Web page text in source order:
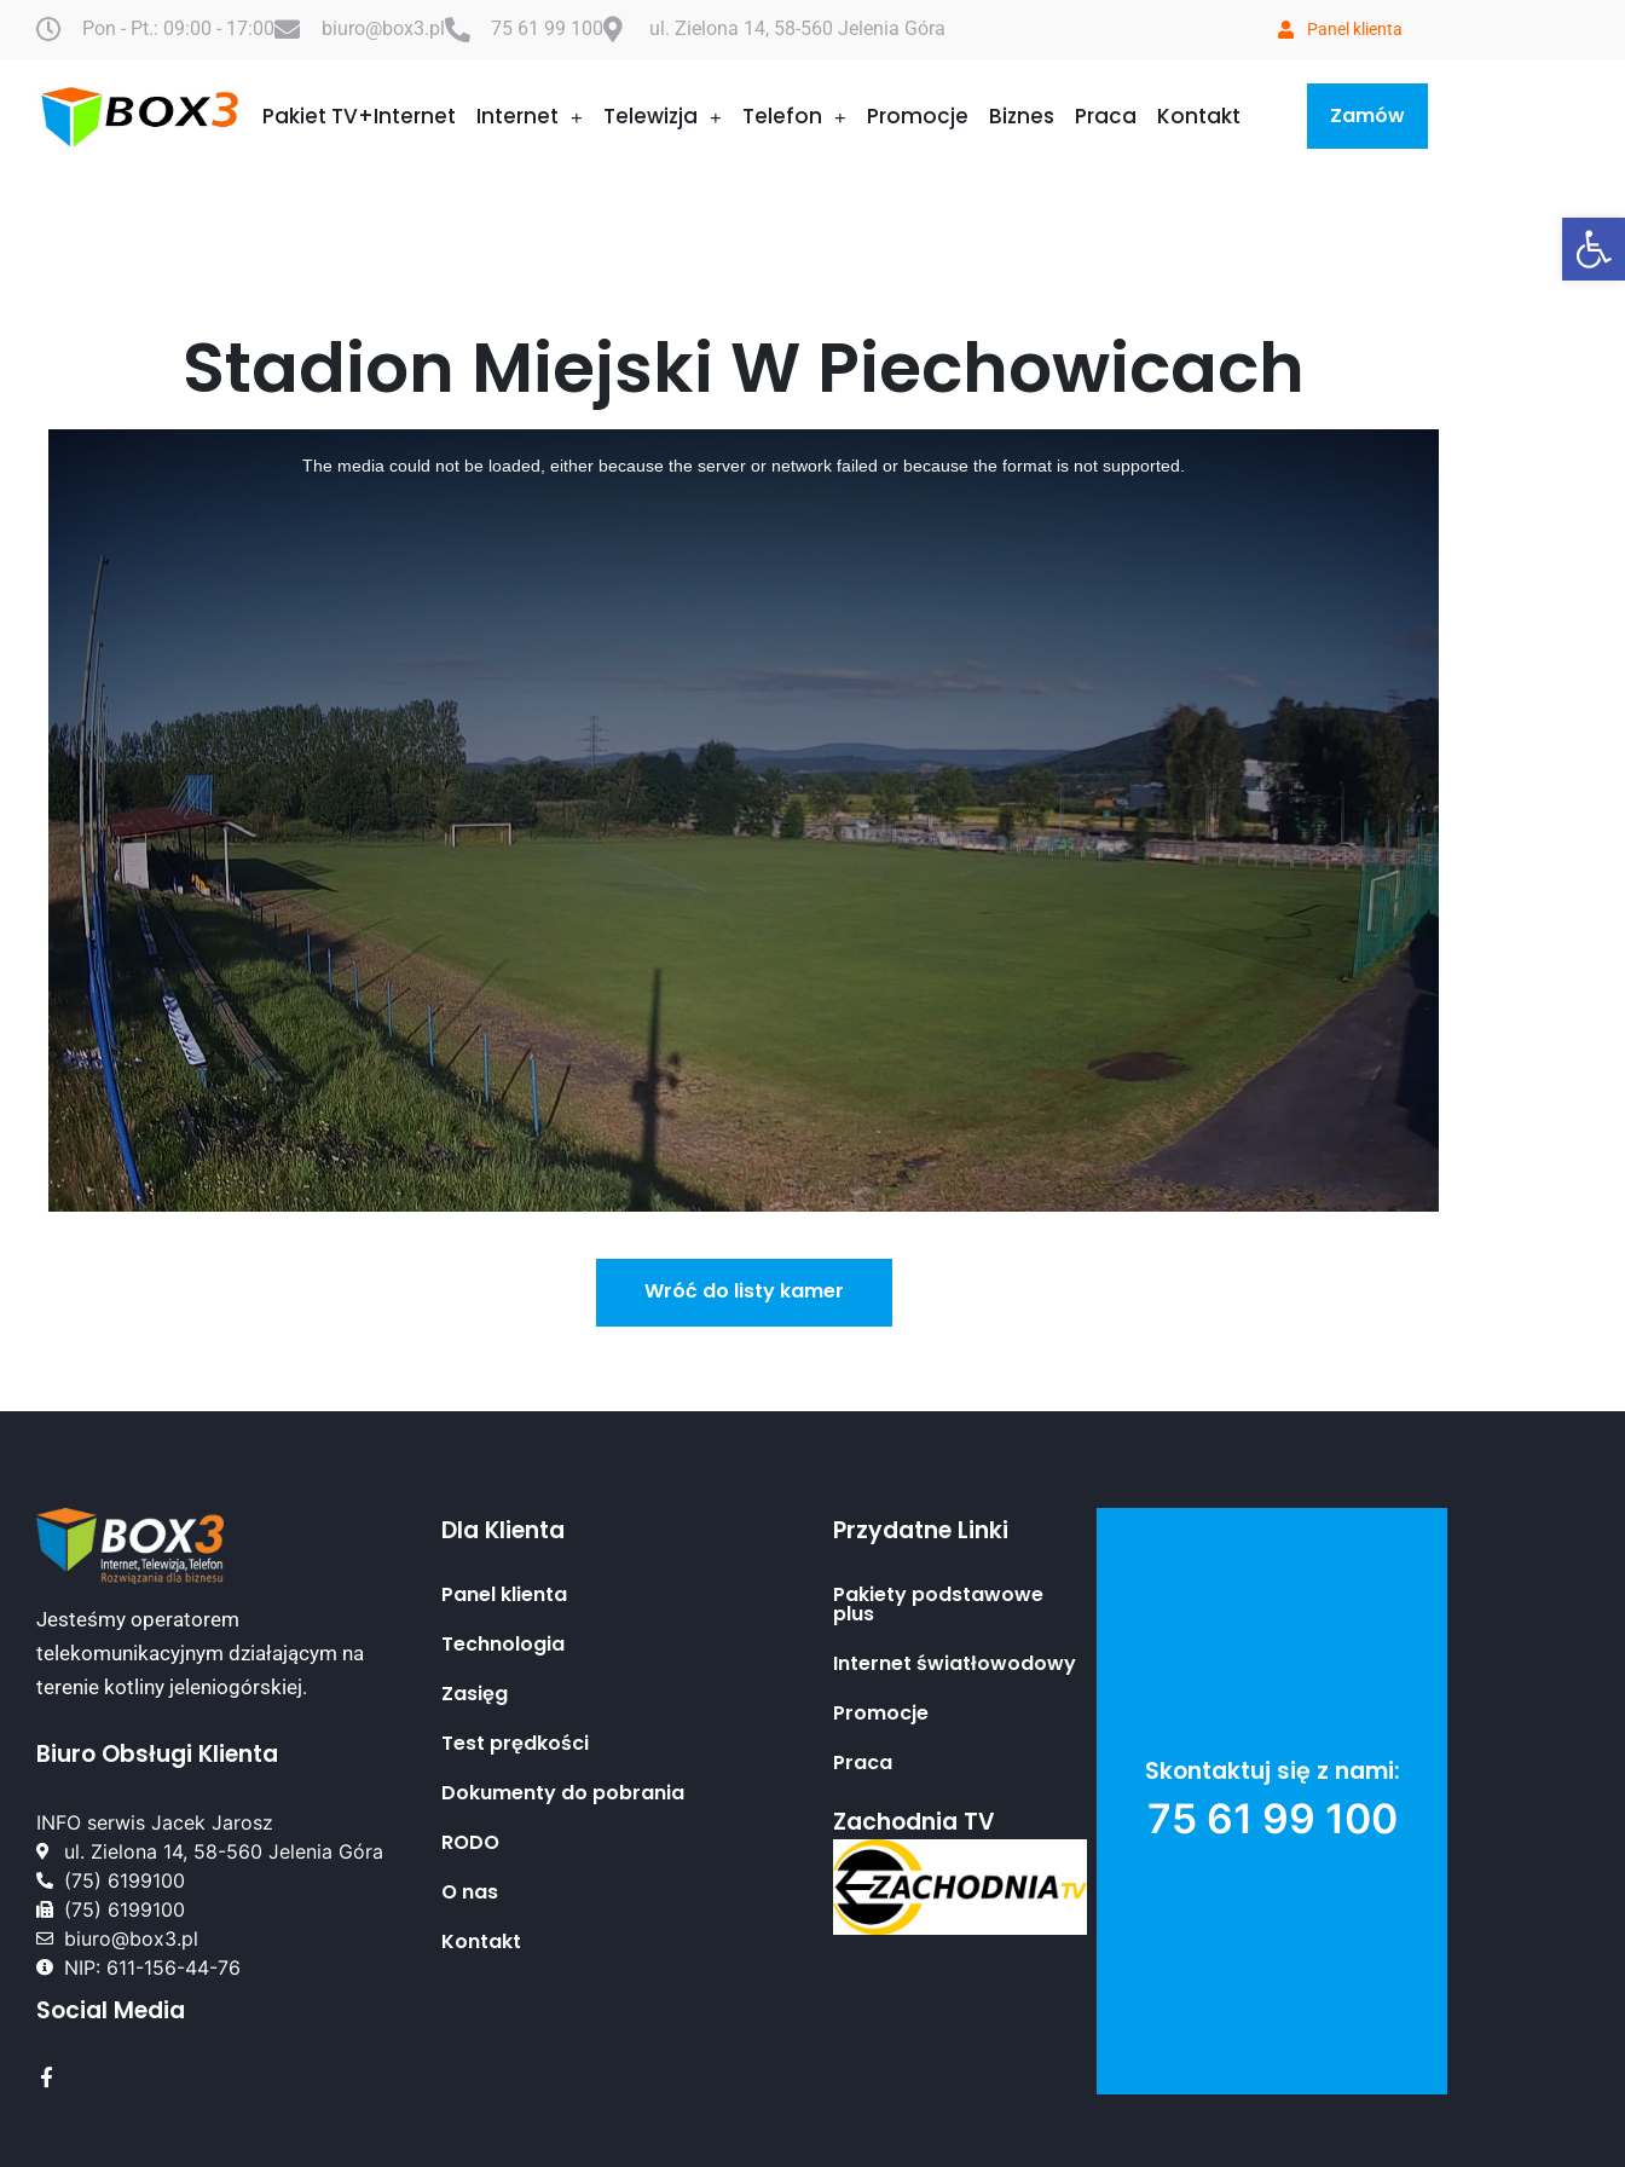
Pon - Pt.: 09:00 - 17:00 biuro@box3.pl 75 61 99 100 ul. Zielona 14, 58-560 Jelenia Góra Panel klienta
Pakiet TV+Internet Internet Telewizja Telefon Promocje Biznes Praca Kontakt Zamów
Stadion Miejski W Piechowicach
Wróć do listy kamer
Jesteśmy operatorem
telekomunikacyjnym działającym na
terenie kotliny jeleniogórskiej.
Biuro Obsługi Klienta
INFO serwis Jacek Jarosz
ul. Zielona 14, 58-560 Jelenia Góra
(75) 6199100
(75) 6199100
biuro@box3.pl
NIP: 611-156-44-76
Social Media
Dla Klienta
Panel klienta
Technologia
Zasięg
Test prędkości
Dokumenty do pobrania
RODO
O nas
Kontakt
Przydatne Linki
Pakiety podstawowe
plus
Internet światłowodowy
Promocje
Praca
Zachodnia TV
Skontaktuj się z nami:
75 61 99 100